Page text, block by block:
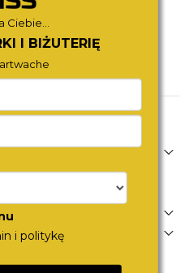
TRASY
DYNAMIKI BIEGU
Ciebie...
I BIŻUTERIĘ
i politykę